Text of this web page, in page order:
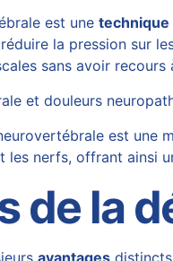
est unetechnique
la pression sur
sans avoir recours
et douleurs
est
les nerfs, offrant ainsi
de la
avantages